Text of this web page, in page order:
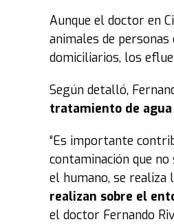
Aunque el doctor en
animales de
domiciliarios, los
Según detalló,
tratamiento de agua
“Es importante
contaminación que
el humano, se realiza
realizan sobre el
el doctor Fernando